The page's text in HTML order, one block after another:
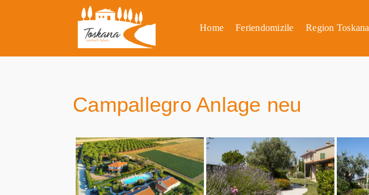
Home Feriendomizile Region Toskana
Campallegro Anlage neu